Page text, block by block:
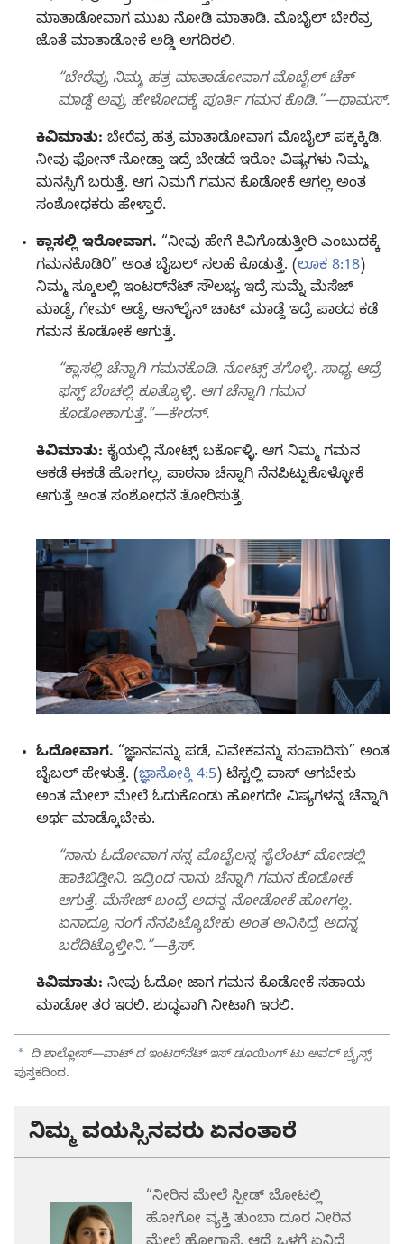
ಮಾತಾಡೋವಾಗ ಮುಖ ನೋಡಿ ಮಾತಾಡಿ. ಮೊಬೈಲ್‌ ಬೇರೆವ್ರ
ಜೊತೆ ಮಾತಾಡೋಕೆ ಅಡ್ಡಿ ಆಗದಿರಲಿ.
“ಬೇರೆವ್ರು ನಿಮ್ಮ ಹತ್ರ ಮಾತಾಡೋವಾಗ ಮೊಬೈಲ್‌ ಚೆಕ್‌
ಮಾಡ್ದೆ ಅವ್ರು ಹೇಳೋದಕ್ಕೆ ಪೂರ್ತಿ ಗಮನ ಕೊಡಿ.”—ಥಾಮಸ್‌.
ಕಿವಿಮಾತು: ಬೇರೆವ್ರ ಹತ್ರ ಮಾತಾಡೋವಾಗ ಮೊಬೈಲ್‌ ಪಕ್ಕಕ್ಕಿಡಿ.
ನೀವು ಫೋನ್‌ ನೋಡ್ತಾ ಇದ್ರೆ ಬೇಡದೆ ಇರೋ ವಿಷ್ಯಗಳು ನಿಮ್ಮ
ಮನಸ್ಸಿಗೆ ಬರುತ್ತೆ. ಆಗ ನಿಮಗೆ ಗಮನ ಕೊಡೋಕೆ ಆಗಲ್ಲ ಅಂತ
ಸಂಶೋಧಕರು ಹೇಳ್ತಾರೆ.
ಕ್ಲಾಸಲ್ಲಿ ಇರೋವಾಗ. “ನೀವು ಹೇಗೆ ಕಿವಿಗೊಡುತ್ತೀರಿ ಎಂಬುದಕ್ಕೆ
ಗಮನಕೊಡಿರಿ” ಅಂತ ಬೈಬಲ್‌ ಸಲಹೆ ಕೊಡುತ್ತೆ. (ಲೂಕ 8:18)
ನಿಮ್ಮ ಸ್ಕೂಲಲ್ಲಿ ಇಂಟರ್‌ನೆಟ್‌ ಸೌಲಭ್ಯ ಇದ್ರೆ ಸುಮ್ನೆ ಮೆಸೆಜ್‌
ಮಾಡ್ದೆ, ಗೇಮ್‌ ಆಡ್ದೆ, ಆನ್‌ಲೈನ್‌ ಚಾಟ್‌ ಮಾಡ್ದೆ ಇದ್ರೆ ಪಾಠದ ಕಡೆ
ಗಮನ ಕೊಡೋಕೆ ಆಗುತ್ತೆ.
“ಕ್ಲಾಸಲ್ಲಿ ಚೆನ್ನಾಗಿ ಗಮನಕೊಡಿ. ನೋಟ್ಸ್‌ ತಗೊಳ್ಳಿ. ಸಾಧ್ಯ ಆದ್ರೆ
ಫಸ್ಟ್‌ ಬೆಂಚಲ್ಲಿ ಕೂತ್ಕೊಳ್ಳಿ. ಆಗ ಚೆನ್ನಾಗಿ ಗಮನ
ಕೊಡೋಕಾಗುತ್ತೆ.”—ಕೇರನ್‌.
ಕಿವಿಮಾತು: ಕೈಯಲ್ಲಿ ನೋಟ್ಸ್‌ ಬರ್ಕೊಳ್ಳಿ. ಆಗ ನಿಮ್ಮ ಗಮನ
ಆಕಡೆ ಈಕಡೆ ಹೋಗಲ್ಲ, ಪಾಠನಾ ಚೆನ್ನಾಗಿ ನೆನಪಿಟ್ಟುಕೊಳ್ಳೋಕೆ
ಆಗುತ್ತೆ ಅಂತ ಸಂಶೋಧನೆ ತೋರಿಸುತ್ತೆ.
ಓದೋವಾಗ. “ಜ್ಞಾನವನ್ನು ಪಡೆ, ವಿವೇಕವನ್ನು ಸಂಪಾದಿಸು” ಅಂತ
ಬೈಬಲ್‌ ಹೇಳುತ್ತೆ. (ಜ್ಞಾನೋಕ್ತಿ 4:5) ಟೆಸ್ಟಲ್ಲಿ ಪಾಸ್‌ ಆಗಬೇಕು
ಅಂತ ಮೇಲ್‌ ಮೇಲೆ ಓದುಕೊಂಡು ಹೋಗದೇ ವಿಷ್ಯಗಳನ್ನ ಚೆನ್ನಾಗಿ
ಅರ್ಥ ಮಾಡ್ಕೊಬೇಕು.
“ನಾನು ಓದೋವಾಗ ನನ್ನ ಮೊಬೈಲನ್ನ ಸೈಲೆಂಟ್‌ ಮೋಡಲ್ಲಿ
ಹಾಕಿಬಿಡ್ತೀನಿ. ಇದ್ರಿಂದ ನಾನು ಚೆನ್ನಾಗಿ ಗಮನ ಕೊಡೋಕೆ
ಆಗುತ್ತೆ. ಮೆಸೇಜ್‌ ಬಂದ್ರೆ ಅದನ್ನ ನೋಡೋಕೆ ಹೋಗಲ್ಲ.
ಏನಾದ್ರೂ ನಂಗೆ ನೆನಪಿಟ್ಕೊಬೇಕು ಅಂತ ಅನಿಸಿದ್ರೆ ಅದನ್ನ
ಬರೆದಿಟ್ಕೊಳ್ತೀನಿ.”—ಕ್ರಿಸ್‌.
ಕಿವಿಮಾತು: ನೀವು ಓದೋ ಜಾಗ ಗಮನ ಕೊಡೋಕೆ ಸಹಾಯ
ಮಾಡೋ ತರ ಇರಲಿ. ಶುದ್ಧವಾಗಿ ನೀಟಾಗಿ ಇರಲಿ.
a ದಿ ಶಾಲ್ಲೋಸ್‌—ವಾಟ್‌ ದ ಇಂಟರ್‌ನೆಟ್‌ ಇಸ್‌ ಡೂಯಿಂಗ್‌ ಟು ಅವರ್‌ ಬ್ರೈನ್ಸ್‌
ಪುಸ್ತಕದಿಂದ.
ನಿಮ್ಮ ವಯಸ್ಸಿನವರು ಏನಂತಾರೆ
“ನೀರಿನ ಮೇಲೆ ಸ್ಪೀಡ್‌ ಬೋಟಲ್ಲಿ
ಹೋಗೋ ವ್ಯಕ್ತಿ ತುಂಬಾ ದೂರ ನೀರಿನ